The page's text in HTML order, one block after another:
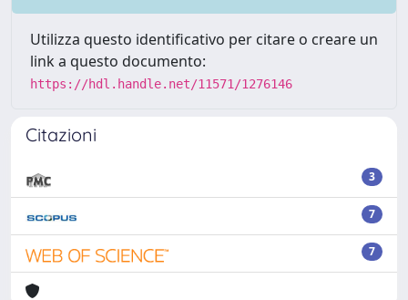
Utilizza questo identificativo per citare o creare un
link a questo documento:
https://hdl.handle.net/11571/1276146
Citazioni
3
7
7